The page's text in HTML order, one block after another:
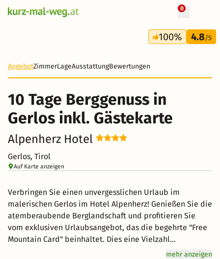
0
10 Tage
837 €
100% 4.8/5
AngebotZimmerLageAusstattungBewertungen
10 Tage Berggenuss in
Gerlos inkl. Gästekarte
Alpenherz Hotel
Gerlos, Tirol
Auf Karte anzeigen
Verbringen Sie einen unvergesslichen Urlaub im
malerischen Gerlos im Hotel Alpenherz! Genießen Sie die
atemberaubende Berglandschaft und profitieren Sie
vom exklusiven Urlaubsangebot, das die begehrte "Free
Mountain Card" beinhaltet. Dies eine Vielzahl
kostenloser Vorteile hat wie z. Bsp. die kostenlosemehr anzeigen